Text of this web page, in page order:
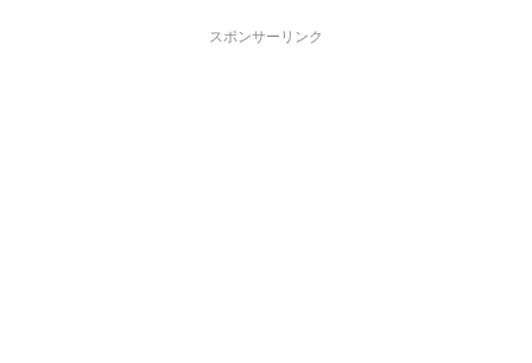
スポンサーリンク